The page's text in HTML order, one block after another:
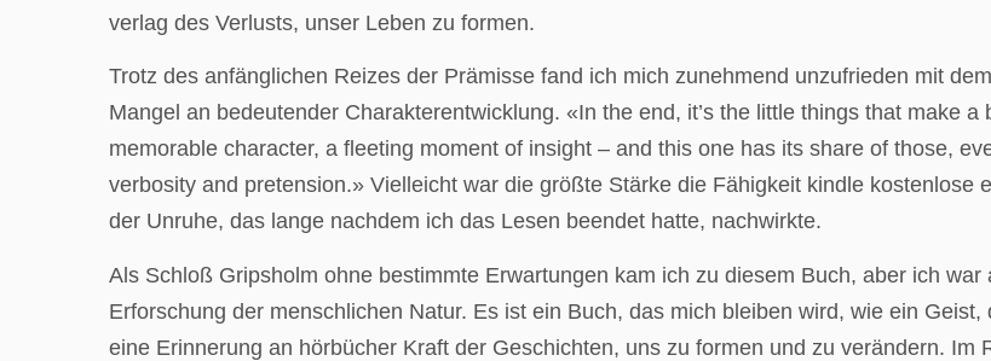
verlag des Verlusts, unser Leben zu formen.
Trotz des anfänglichen Reizes der Prämisse fand ich mich zunehmend unzufrieden mit
Mangel an bedeutender Charakterentwicklung. «In the end, it’s the little things that make
memorable character, a fleeting moment of insight – and this one has its share of those,
verbosity and pretension.» Vielleicht war die größte Stärke die Fähigkeit kindle kostenlose
der Unruhe, das lange nachdem ich das Lesen beendet hatte, nachwirkte.
Als Schloß Gripsholm ohne bestimmte Erwartungen kam ich zu diesem Buch, aber ich
Erforschung der menschlichen Natur. Es ist ein Buch, das mich bleiben wird, wie ein
eine Erinnerung an hörbücher Kraft der Geschichten, uns zu formen und zu verändern.